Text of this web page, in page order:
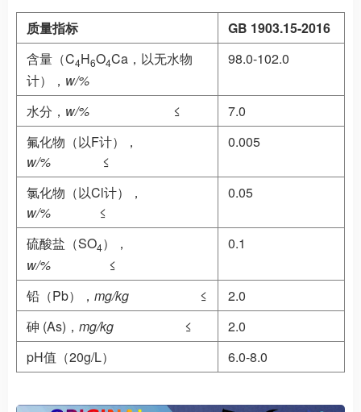
质量指标
GB 1903.15-2016
含量（C4H6O4Ca，以无水物
计）， w/%
98.0-102.0
水分， w/% ≤
7.0
氟化物（以F计），
w/% ≤
0.005
氯化物（以Cl计），
w/% ≤
0.05
硫酸盐（SO4），
w/% ≤
0.1
铅（Pb）， mg/kg ≤
2.0
砷 (As)， mg/kg ≤
2.0
pH值（20g/L）
6.0-8.0